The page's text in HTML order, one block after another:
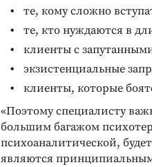
те, кому сложно
те, кто нуждаются в
клиенты с
экзистенциальные
клиенты, которые
«Поэтому специалисту
большим багажом
психоаналитической,
являются